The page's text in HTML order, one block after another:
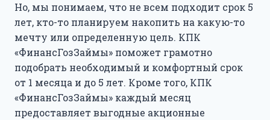
Но, мы понимаем, что не всем подходит срок 5
лет, кто-то планируем накопить на какую-то
мечту или определенную цель. КПК
«ФинансГозЗаймы» поможет грамотно
подобрать необходимый и комфортный срок
от 1 месяца и до 5 лет. Кроме того, КПК
«ФинансГозЗаймы» каждый месяц
предоставляет выгодные акционные